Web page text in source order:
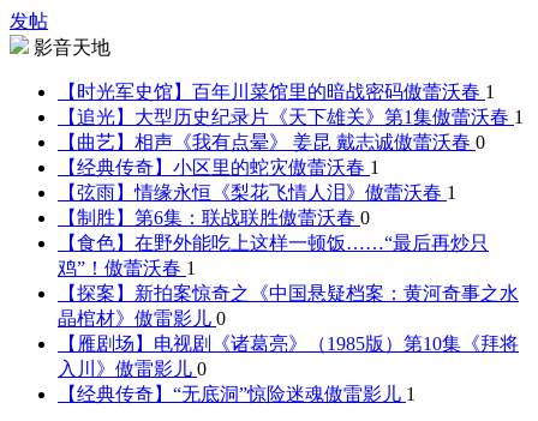
发帖
影音天地
【时光军史馆】百年川菜馆里的暗战密码傲蕾沃春 1
【追光】大型历史纪录片《天下雄关》第1集傲蕾沃春 1
【曲艺】相声《我有点晕》 姜昆 戴志诚傲蕾沃春 0
【经典传奇】小区里的蛇灾傲蕾沃春 1
【弦雨】情缘永恒《梨花飞情人泪》 傲蕾沃春 1
【制胜】第6集：联战联胜傲蕾沃春 0
【食色】在野外能吃上这样一顿饭……“最后再炒只
鸡”！ 傲蕾沃春 1
【探案】新拍案惊奇之《中国悬疑档案：黄河奇事之水
晶棺材》 傲雷影儿 0
【雁剧场】电视剧《诸葛亮》（1985版）第10集《拜将
入川》 傲雷影儿 0
【经典传奇】“无底洞”惊险迷魂傲雷影儿 1